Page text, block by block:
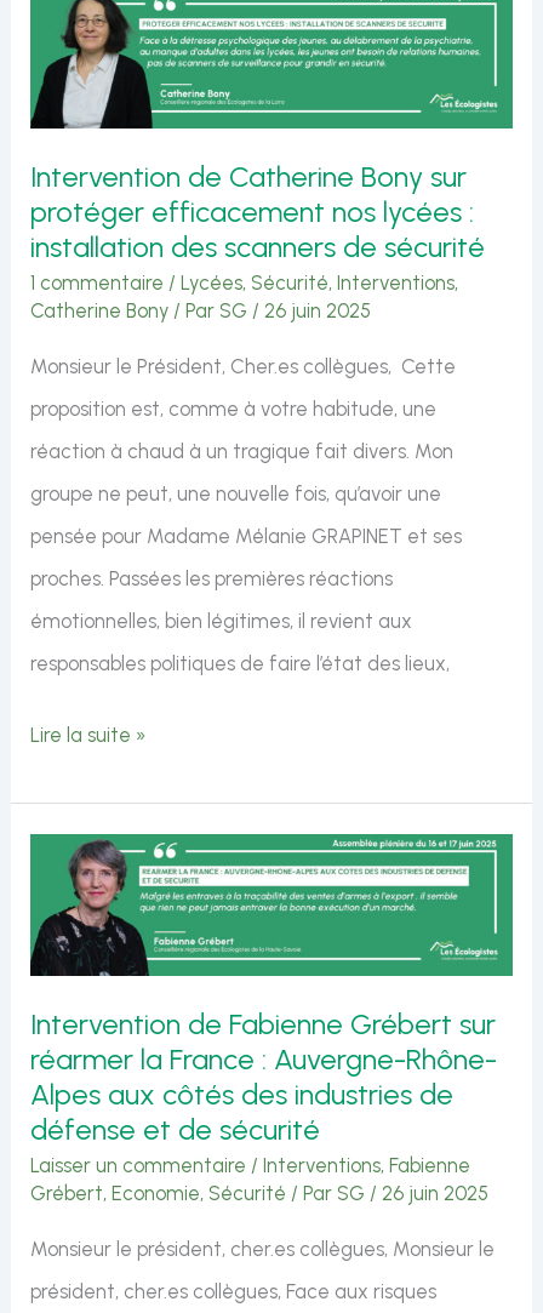
réactionnaires
identitaires
les
affaires
!
Intervention de Catherine Bony sur
protéger efficacement nos lycées :
installation des scanners de sécurité
1 commentaire /Lycées, Sécurité,Interventions,
Catherine Bony / Par SG /26 juin 2025
Monsieur le Président, Cher.es collègues, Cette
proposition est, comme à votre habitude, une
réaction à chaud à un tragique fait divers. Mon
groupe ne peut, une nouvelle fois, qu’avoir une
pensée pour Madame Mélanie GRAPINET et ses
proches. Passées les premières réactions
émotionnelles, bien légitimes, il revient aux
responsables politiques de faire l’état des lieux,
Intervention
Bony
protéger
nos
lycées
installation
des
scanners
de
Lire la suite »
Intervention de Fabienne Grébert sur
réarmer la France : Auvergne-Rhône-
Alpes aux côtés des industries de
défense et de sécurité
Laisser un commentaire /Interventions,Fabienne
Grébert,Economie, Sécurité / Par SG /26 juin 2025
Monsieur le président, cher.es collègues, Monsieur le
président, cher.es collègues, Face aux risques